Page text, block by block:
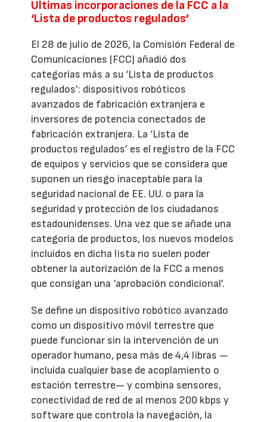
Últimas incorporaciones de la FCC a la
‘Lista de productos regulados’
El 28 de julio de 2026, la Comisión Federal de
Comunicaciones (FCC) añadió dos
categorías más a su ‘Lista de productos
regulados’: dispositivos robóticos
avanzados de fabricación extranjera e
inversores de potencia conectados de
fabricación extranjera. La ‘Lista de
productos regulados’ es el registro de la FCC
de equipos y servicios que se considera que
suponen un riesgo inaceptable para la
seguridad nacional de EE. UU. o para la
seguridad y protección de los ciudadanos
estadounidenses. Una vez que se añade una
categoría de productos, los nuevos modelos
incluidos en dicha lista no suelen poder
obtener la autorización de la FCC a menos
que consigan una ‘aprobación condicional’.
Se define un dispositivo robótico avanzado
como un dispositivo móvil terrestre que
puede funcionar sin la intervención de un
operador humano, pesa más de 4,4 libras —
incluida cualquier base de acoplamiento o
estación terrestre— y combina sensores,
conectividad de red de al menos 200 kbps y
software que controla la navegación, la